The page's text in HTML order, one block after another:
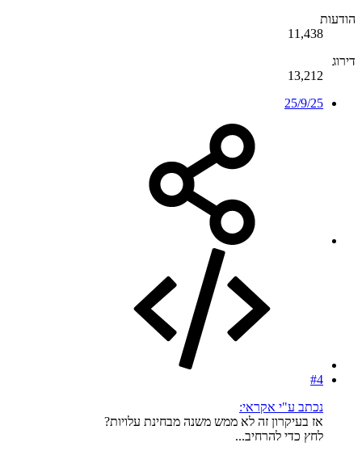
הודעות
11,438
דירוג
13,212
25/9/25
#4
נכתב ע"י אקראי:
אז בעיקרון זה לא ממש משנה מבחינת עלויות?
לחץ כדי להרחיב...